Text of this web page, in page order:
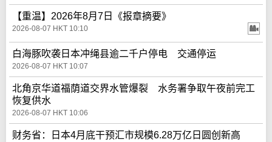
【重温】2026年8月7日《报章摘要》
2026-08-07 HKT 10:10
白海豚吹袭日本冲绳县逾二千户停电 交通停运
2026-08-07 HKT 10:07
北角京华道福荫道交界水管爆裂 水务署争取午夜前完工
恢复供水
2026-08-07 HKT 10:06
财务省：日本4月底干预汇市规模6.28万亿日圆创新高